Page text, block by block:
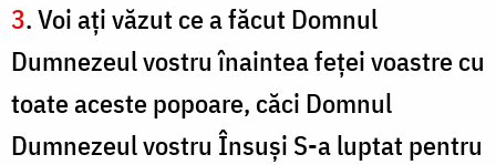
3. Voi aţi văzut ce a făcut Domnul
Dumnezeul vostru înaintea feţei voastre cu
toate aceste popoare, căci Domnul
Dumnezeul vostru Însuşi S-a luptat pentru